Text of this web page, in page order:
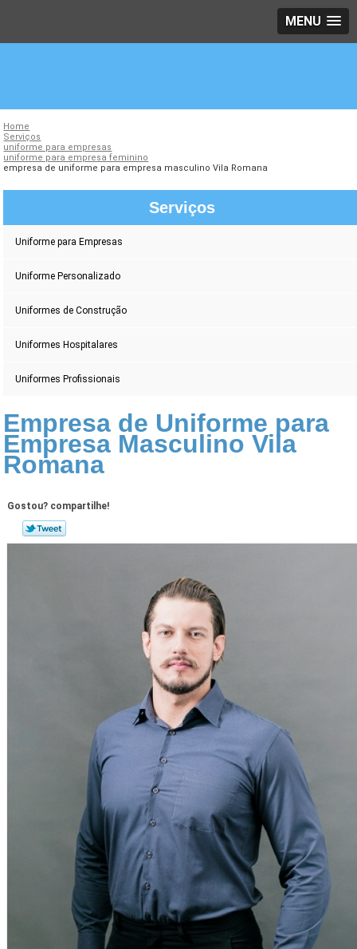
MENU
Home
Serviços
uniforme para empresas
uniforme para empresa feminino
empresa de uniforme para empresa masculino Vila Romana
Serviços
Uniforme para Empresas
Uniforme Personalizado
Uniformes de Construção
Uniformes Hospitalares
Uniformes Profissionais
Empresa de Uniforme para
Empresa Masculino Vila
Romana
Gostou? compartilhe!